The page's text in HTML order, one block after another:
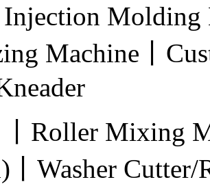
Molding
Machine丨
Mixing Mill
Washer